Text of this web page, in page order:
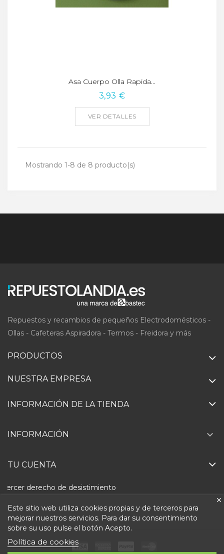
Asa Cuerpo Olla Rapida...
3,93 €
VER DETALLES
Mostrando 1-8 de 8 producto(s)
Repuestos y recambios de pequeños Electrodomésticos -
Ollas - Cafeteras Aspiradora - Termos - Freidora y más
PRODUCTOS
NUESTRA EMPRESA
INFORMACIÓN DE LA TIENDA
Este sitio web utiliza cookies propias y de terceros para
mejorar nuestros servicios. Para dar su consentimiento
sobre su uso pulse el botón Acepto.
Política de cookies
INFORMACIÓN 
TU CUENTA
Ejercer derecho de desistimiento